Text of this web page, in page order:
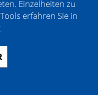
möchten
klicken Sie hier.
Einzelheiten zu
erfahren Sie in